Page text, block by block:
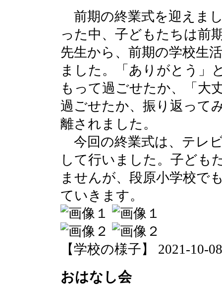
前期の終業式を迎えま
った中、子どもたちは前
先生から、前期の学校生
ました。「ありがとう」
もって過ごせたか、「大
過ごせたか、振り返って
離されました。
今回の終業式は、テレ
して行いました。子ども
ませんが、段原小学校で
ていきます。
【学校の様子】 2021-10-
おはなし会